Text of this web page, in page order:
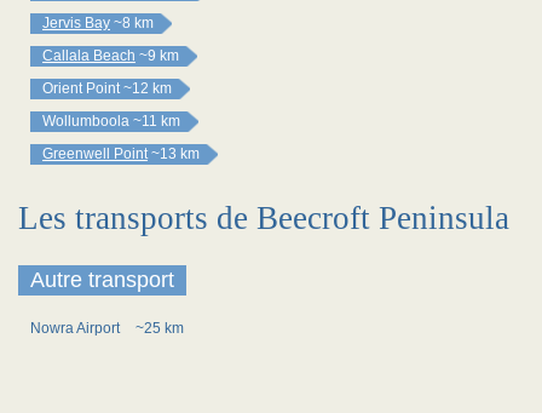
Jervis Bay ~8 km
Callala Beach ~9 km
Orient Point ~12 km
Wollumboola ~11 km
Greenwell Point ~13 km
Les transports de Beecroft Peninsula
Autre transport
Nowra Airport ~25 km